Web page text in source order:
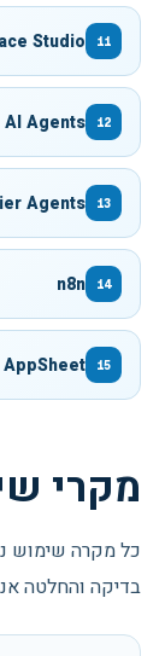
11
Studio
12
AI Agents
13
Agents
14
n8n
15
AppSheet
מקרי
כל מקרה שימוש
בדיקה והחלטה